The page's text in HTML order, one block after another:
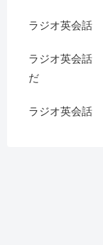
ラジオ英会話
ラジオ英会話
だ
ラジオ英会話